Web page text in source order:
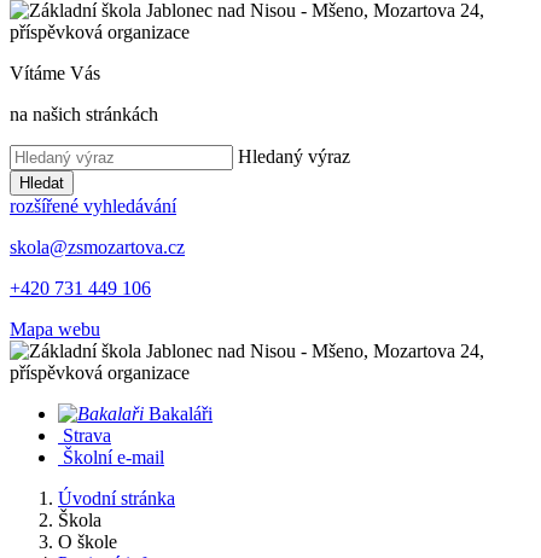
Vítáme Vás
na našich stránkách
Hledaný výraz
Hledat
rozšířené vyhledávání
skola@zsmozartova.cz
+420 731 449 106
Mapa webu
Bakaláři
Strava
Školní e-mail
Úvodní stránka
Škola
O škole